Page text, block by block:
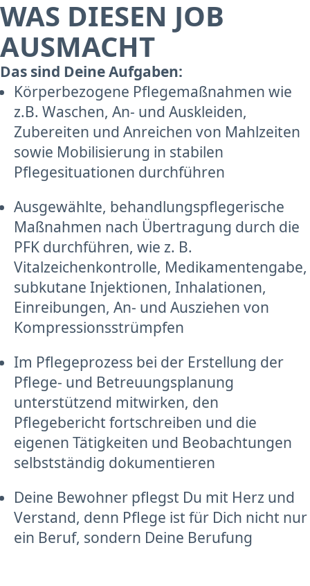
WAS DIESEN JOB
AUSMACHT
Das sind Deine Aufgaben:
Körperbezogene Pflegemaßnahmen wie
z.B. Waschen, An- und Auskleiden,
Zubereiten und Anreichen von Mahlzeiten
sowie Mobilisierung in stabilen
Pflegesituationen durchführen
Ausgewählte, behandlungspflegerische
Maßnahmen nach Übertragung durch die
PFK durchführen, wie z. B.
Vitalzeichenkontrolle, Medikamentengabe,
subkutane Injektionen, Inhalationen,
Einreibungen, An- und Ausziehen von
Kompressionsstrümpfen
Im Pflegeprozess bei der Erstellung der
Pflege- und Betreuungsplanung
unterstützend mitwirken, den
Pflegebericht fortschreiben und die
eigenen Tätigkeiten und Beobachtungen
selbstständig dokumentieren
Deine Bewohner pflegst Du mit Herz und
Verstand, denn Pflege ist für Dich nicht nur
ein Beruf, sondern Deine Berufung